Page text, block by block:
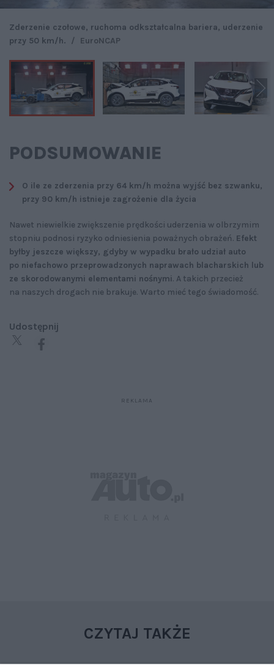
Zderzenie czołowe, ruchoma odkształcalna bariera, uderzenie
przy 50 km/h. / EuroNCAP
PODSUMOWANIE
O ile ze zderzenia przy 64 km/h można wyjść bez szwanku,
przy 90 km/h istnieje zagrożenie dla życia
Nawet niewielkie zwiększenie prędkości uderzenia w olbrzymim
stopniu podnosi ryzyko odniesienia poważnych obrażeń. Efekt
byłby jeszcze większy, gdyby w wypadku brało udział auto
po niefachowo przeprowadzonych naprawach blacharskich lub
ze skorodowanymi elementami nośnymi. A takich przecież
na naszych drogach nie brakuje. Warto mieć tego świadomość.
Udostępnij
CZYTAJ TAKŻE